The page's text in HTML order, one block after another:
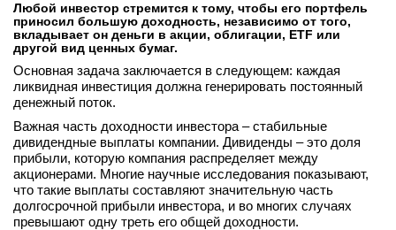
Lifestyle
Новости
Интервью
вконтакте
телеграм
Любой инвестор стремится к тому, чтобы его портфель
приносил большую доходность, независимо от того,
вкладывает он деньги в акции, облигации, ETF или
другой вид ценных бумаг.
Основная задача заключается в следующем: каждая
ликвидная инвестиция должна генерировать постоянный
денежный поток.
Важная часть доходности инвестора – стабильные
дивидендные выплаты компании. Дивиденды – это доля
прибыли, которую компания распределяет между
акционерами. Многие научные исследования показывают,
что такие выплаты составляют значительную часть
долгосрочной прибыли инвестора, и во многих случаях
превышают одну треть его общей доходности.